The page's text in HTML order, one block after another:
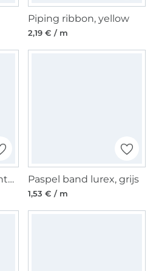
Piping ribbon, yellow
2,19 € / m
Paspel band duo, lichtblauw Paspel band lurex, grijs
1,53 € / m